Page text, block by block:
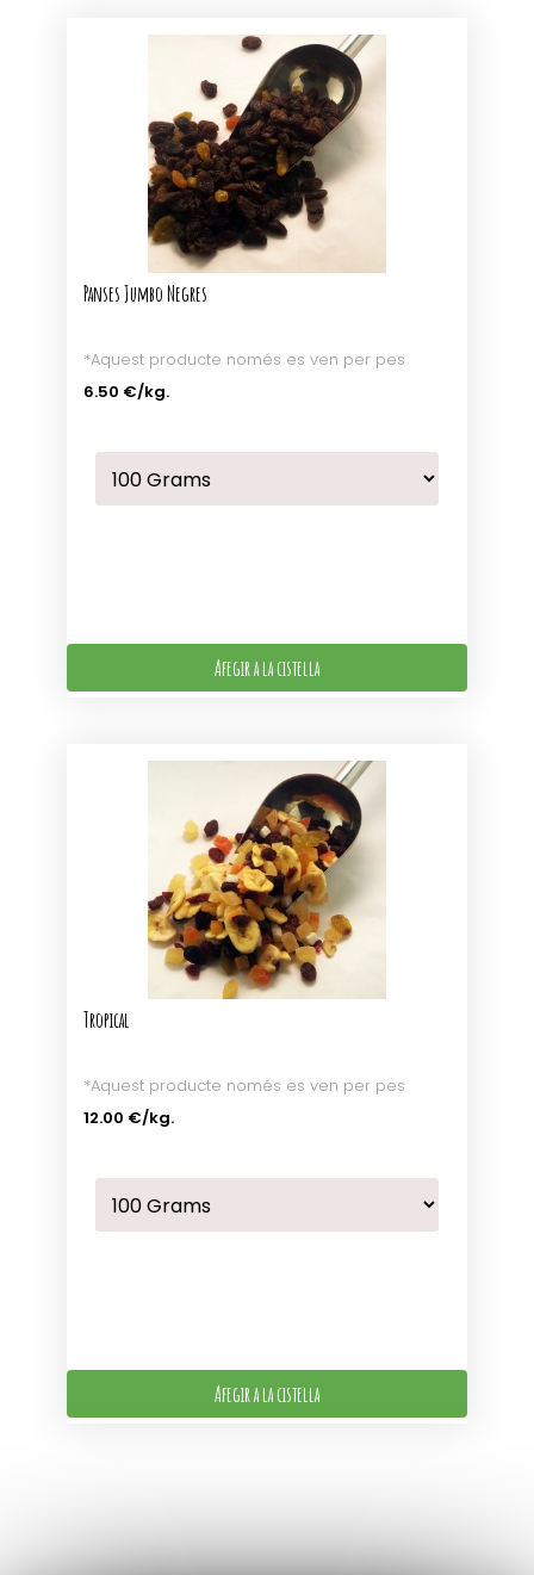
Panses Jumbo Negres
*Aquest producte només es ven per pes
6.50 €/kg.
Afegir a la cistella
Tropical
*Aquest producte només es ven per pes
12.00 €/kg.
Afegir a la cistella